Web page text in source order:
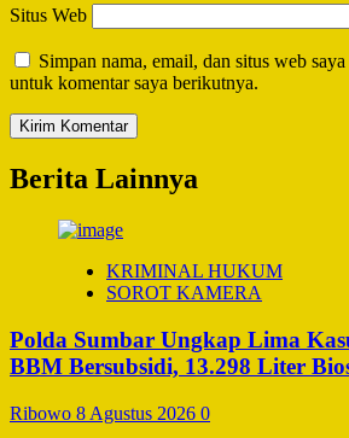
Situs Web
Simpan nama, email, dan situs web
untuk komentar saya berikutnya.
Berita Lainnya
KRIMINAL HUKUM
SOROT KAMERA
Polda Sumbar Ungkap Lima
BBM Bersubsidi, 13.298 Liter
Ribowo 8 Agustus 2026 0